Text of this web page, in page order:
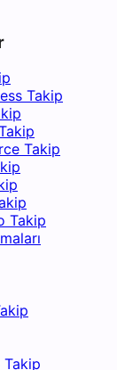
Takip
Takip
Takip
Takip